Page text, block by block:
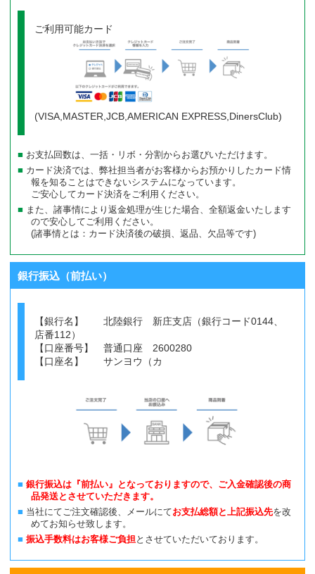
ご利用可能カード
(VISA,MASTER,JCB,AMERICAN EXPRESS,DinersClub)
お支払回数は、一括・リボ・分割からお選びいただけます。
カード決済では、弊社担当者がお客様からお預かりしたカード情
報を知ることはできないシステムになっています。
ご安心してカード決済をご利用ください。
また、諸事情により返金処理が生じた場合、全額返金いたします
ので安心してご利用ください。
(諸事情とは：カード決済後の破損、返品、欠品等です)
銀行振込（前払い）
【銀行名】 北陸銀行 新庄支店（銀行コード0144、
店番112）
【口座番号】 普通口座 2600280
【口座名】 サンヨウ（カ
銀行振込は『前払い』となっておりますので、ご入金確認後の商
品発送とさせていただきます。
当社にてご注文確認後、メールにてお支払総額と上記振込先を改
めてお知らせ致します。
振込手数料はお客様ご負担とさせていただいております。